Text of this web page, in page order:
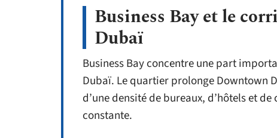
Business Bay et le
Dubaï
Business Bay concentre une part
Dubaï. Le quartier prolonge Downtown
d’une densité de bureaux, d’hôtels et
constante.